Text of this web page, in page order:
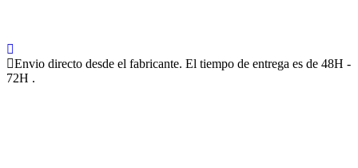
Envio directo desde el fabricante. El tiempo de entrega es de 48H -
72H .